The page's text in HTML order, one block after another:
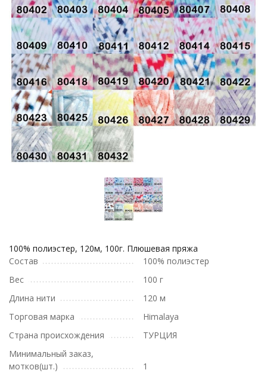
100% полиэстер, 120м, 100г. Плюшевая пряжа
Состав
100% полиэстер
Вес
100 г
Длина нити
120 м
Торговая марка
Himalaya
Страна происхождения
ТУРЦИЯ
Минимальный заказ,
мотков(шт.)
1